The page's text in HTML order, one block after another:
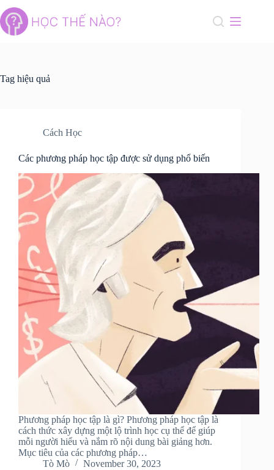
to
content
Tag hiệu quả
Cách Học
Các phương pháp học tập được sử dụng phổ biến
Phương pháp học tập là gì? Phương pháp học tập là
cách thức xây dựng một lộ trình học cụ thể để giúp
mỗi người hiểu và nắm rõ nội dung bài giảng hơn.
Mục tiêu của các phương pháp…
Tò Mò
November 30, 2023